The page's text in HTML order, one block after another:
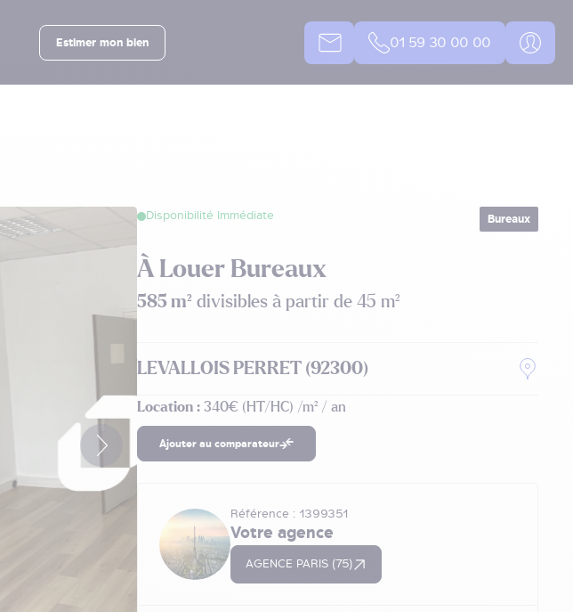
Estimer mon bien 01 59 30 00 00
Disponibilité Immédiate Bureaux
À Louer Bureaux
585 m² divisibles à partir de 45 m²
LEVALLOIS PERRET (92300)
Location : 340€ (HT/HC) /m² / an
Ajouter au comparateur
Référence : 1399351
Votre agence
AGENCE PARIS (75)